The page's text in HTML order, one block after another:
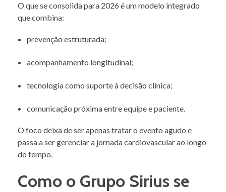
O que se consolida para 2026 é um modelo integrado
que combina:
prevenção estruturada;
acompanhamento longitudinal;
tecnologia como suporte à decisão clínica;
comunicação próxima entre equipe e paciente.
O foco deixa de ser apenas tratar o evento agudo e
passa a ser gerenciar a jornada cardiovascular ao longo
do tempo.
Como o Grupo Sirius se